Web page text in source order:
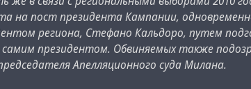
на пост президента Кампании,
региона, Стефано Кальдоро, путем
самим президентом. Обвиняемых также
Апелляционного суда Милана.